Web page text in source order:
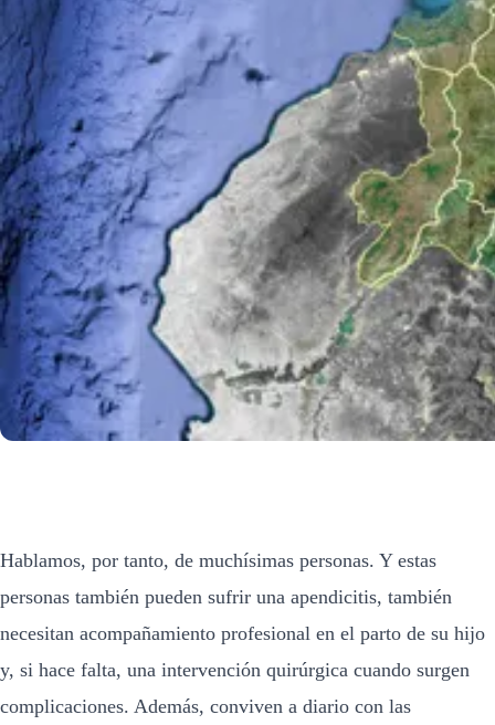
Hablamos, por tanto, de muchísimas personas. Y estas
personas también pueden sufrir una apendicitis, también
necesitan acompañamiento profesional en el parto de su hijo
y, si hace falta, una intervención quirúrgica cuando surgen
complicaciones. Además, conviven a diario con las